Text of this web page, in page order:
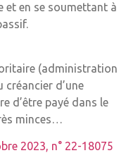
et en se soumettant à
(administration
d’une
d’être payé dans le
minces…
2023, n° 22-18075